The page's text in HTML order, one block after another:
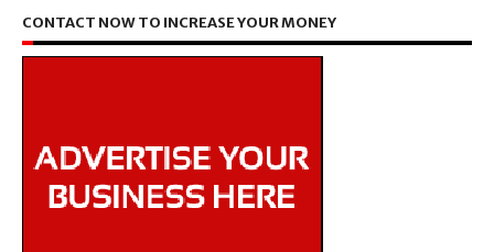
CONTACT NOW TO INCREASE YOUR MONEY